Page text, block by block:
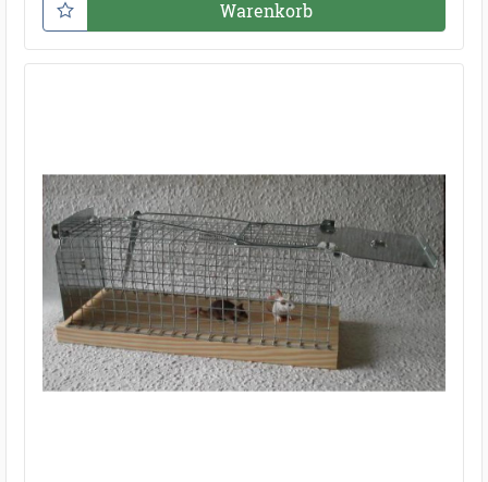
Warenkorb